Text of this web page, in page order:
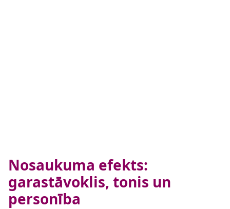
Nosaukuma efekts:
garastāvoklis, tonis un
personība